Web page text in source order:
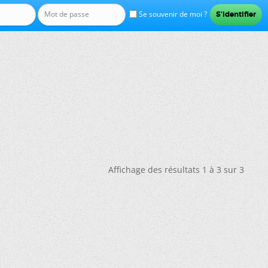
Se souvenir de moi ?
Affichage des résultats 1 à 3 sur 3